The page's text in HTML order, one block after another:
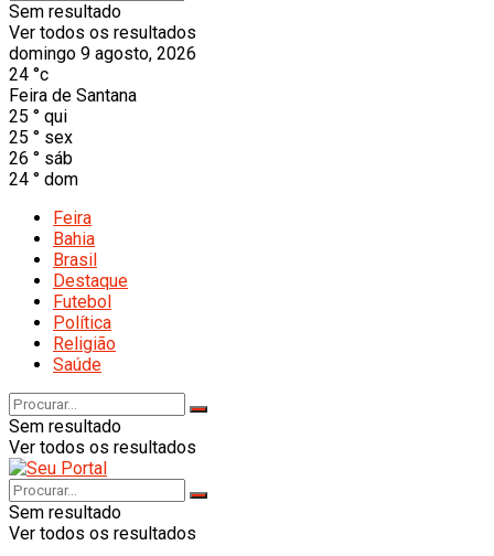
Sem resultado
Ver todos os resultados
domingo 9 agosto, 2026
24 °c
Feira de Santana
25 ° qui
25 ° sex
26 ° sáb
24 ° dom
Feira
Bahia
Brasil
Destaque
Futebol
Política
Religião
Saúde
Sem resultado
Ver todos os resultados
Sem resultado
Ver todos os resultados